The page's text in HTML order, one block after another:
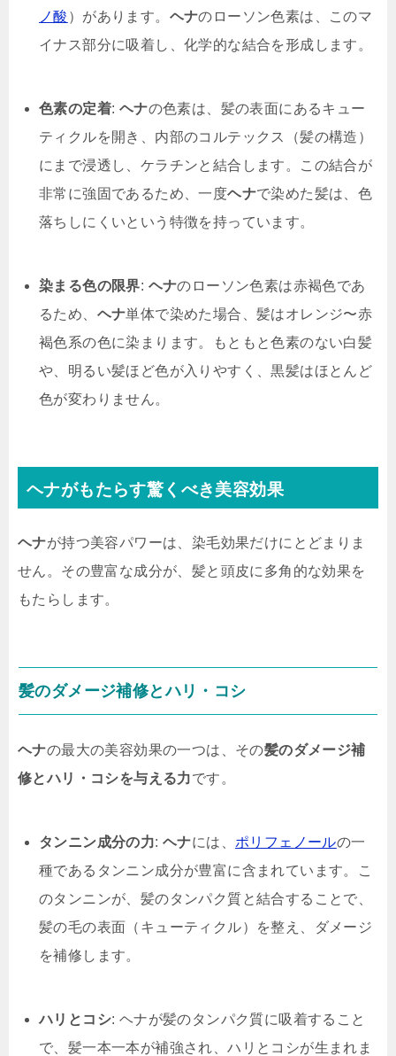
ノ酸 ）があります。 ヘナのローソン色素は、このマ
イナス部分に吸着し、化学的な結合を形成します。
色素の定着: ヘナの色素は、髪の表面にあるキュー
ティクルを開き、内部のコルテックス（髪の構造）
にまで浸透し、ケラチンと結合します。この結合が
非常に強固であるため、一度ヘナで染めた髪は、色
落ちしにくいという特徴を持っています。
染まる色の限界: ヘナのローソン色素は赤褐色であ
るため、 ヘナ単体で染めた場合、髪はオレンジ〜赤
褐色系の色に染まります。もともと色素のない白髪
や、明るい髪ほど色が入りやすく、黒髪はほとんど
色が変わりません。
ヘナがもたらす驚くべき美容効果
ヘナが持つ美容パワーは、染毛効果だけにとどまりま
せん。その豊富な成分が、髪と頭皮に多角的な効果を
もたらします。
髪のダメージ補修とハリ・コシ
ヘナの最大の美容効果の一つは、その髪のダメージ補
修とハリ・コシを与える力です。
タンニン成分の力:ヘナには、 ポリフェノールの一
種であるタンニン成分が豊富に含まれています。こ
のタンニンが、髪のタンパク質と結合することで、
髪の毛の表面（キューティクル）を整え、ダメージ
を補修します。
ハリとコシ: ヘナが髪のタンパク質に吸着すること
で、髪一本一本が補強され、ハリとコシが生まれま